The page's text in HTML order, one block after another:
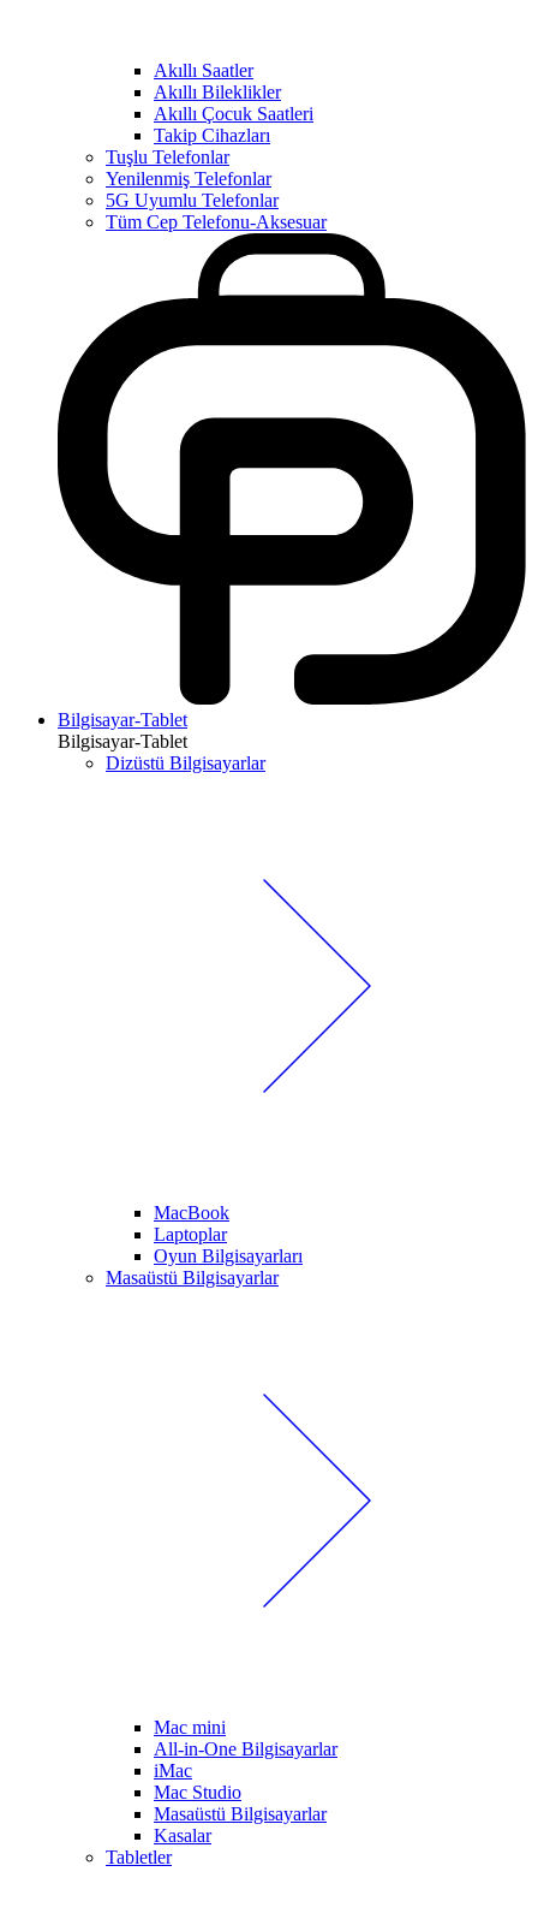
Akıllı Saatler
Akıllı Bileklikler
Akıllı Çocuk Saatleri
Takip Cihazları
Tuşlu Telefonlar
Yenilenmiş Telefonlar
5G Uyumlu Telefonlar
Tüm Cep Telefonu-Aksesuar
Bilgisayar-Tablet
Bilgisayar-Tablet
Dizüstü Bilgisayarlar
MacBook
Laptoplar
Oyun Bilgisayarları
Masaüstü Bilgisayarlar
Mac mini
All-in-One Bilgisayarlar
iMac
Mac Studio
Masaüstü Bilgisayarlar
Kasalar
Tabletler